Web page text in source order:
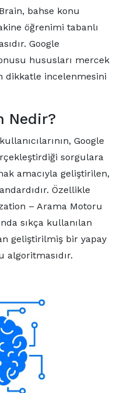
bahse konu
öğrenimi tabanlı
Google
hususları mercek
dikkatle incelenmesini
Nedir?
Google
sorgulara
amacıyla geliştirilen,
Özellikle
– Arama Motoru
sıkça kullanılan
geliştirilmiş bir yapay